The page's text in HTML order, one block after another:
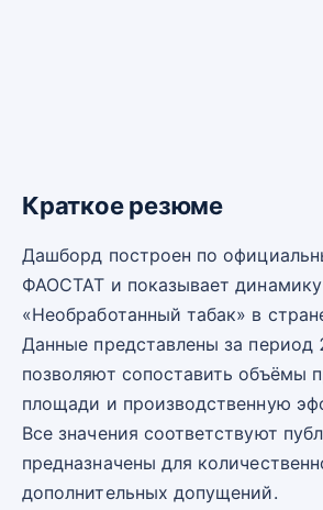
Краткое резюме
Дашборд построен по
ФАОСТАТ и показывает
«Необработанный табак» в
Данные представлены за период
позволяют сопоставить объёмы
площади и производственную
Все значения соответствуют
предназначены для
дополнительных допущений.